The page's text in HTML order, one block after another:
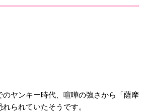
ヤンキー時代、喧嘩の強さから「薩摩
られていたそうです。